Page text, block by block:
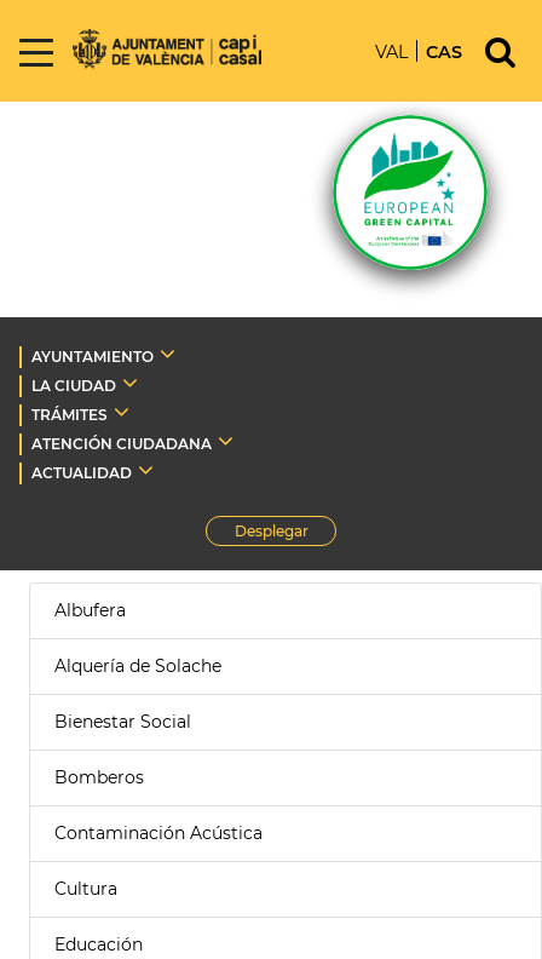
VAL CAS
AYUNTAMIENTO
LA CIUDAD
TRÁMITES
ATENCIÓN CIUDADANA
ACTUALIDAD
Desplegar
Albufera
Alquería de Solache
Bienestar Social
Bomberos
Contaminación Acústica
Cultura
Educación